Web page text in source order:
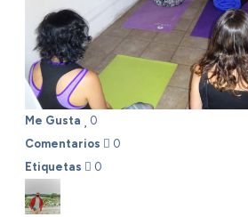
Me Gusta
0
Comentarios
0
Etiquetas
0